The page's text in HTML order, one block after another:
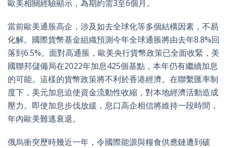
歐美相關經驗顯示，為期約需3至6個月。
當前歐美通脹高企，涉及如去全球化等多個結構因素，不易
化解。國際貨幣基金組織預測今年全球通脹將由去年8.8%回
落到6.5%。面對高通脹，歐美央行貨幣政策已全面收緊，美
國聯邦儲備局在2022年加息425個基點，本年仍有繼續加息
的可能。這樣的貨幣政策將不利於香港經濟。在聯繫匯率制
度下，美元加息迫使資金流動性收縮，對本地經濟活動造成
壓力。即使加息步伐放緩，息口高企相信將維持一段時間，
年內歐美難逃衰退。
俄烏衝突歷時幾近一年，令國際能源與糧食供應鏈遭到破